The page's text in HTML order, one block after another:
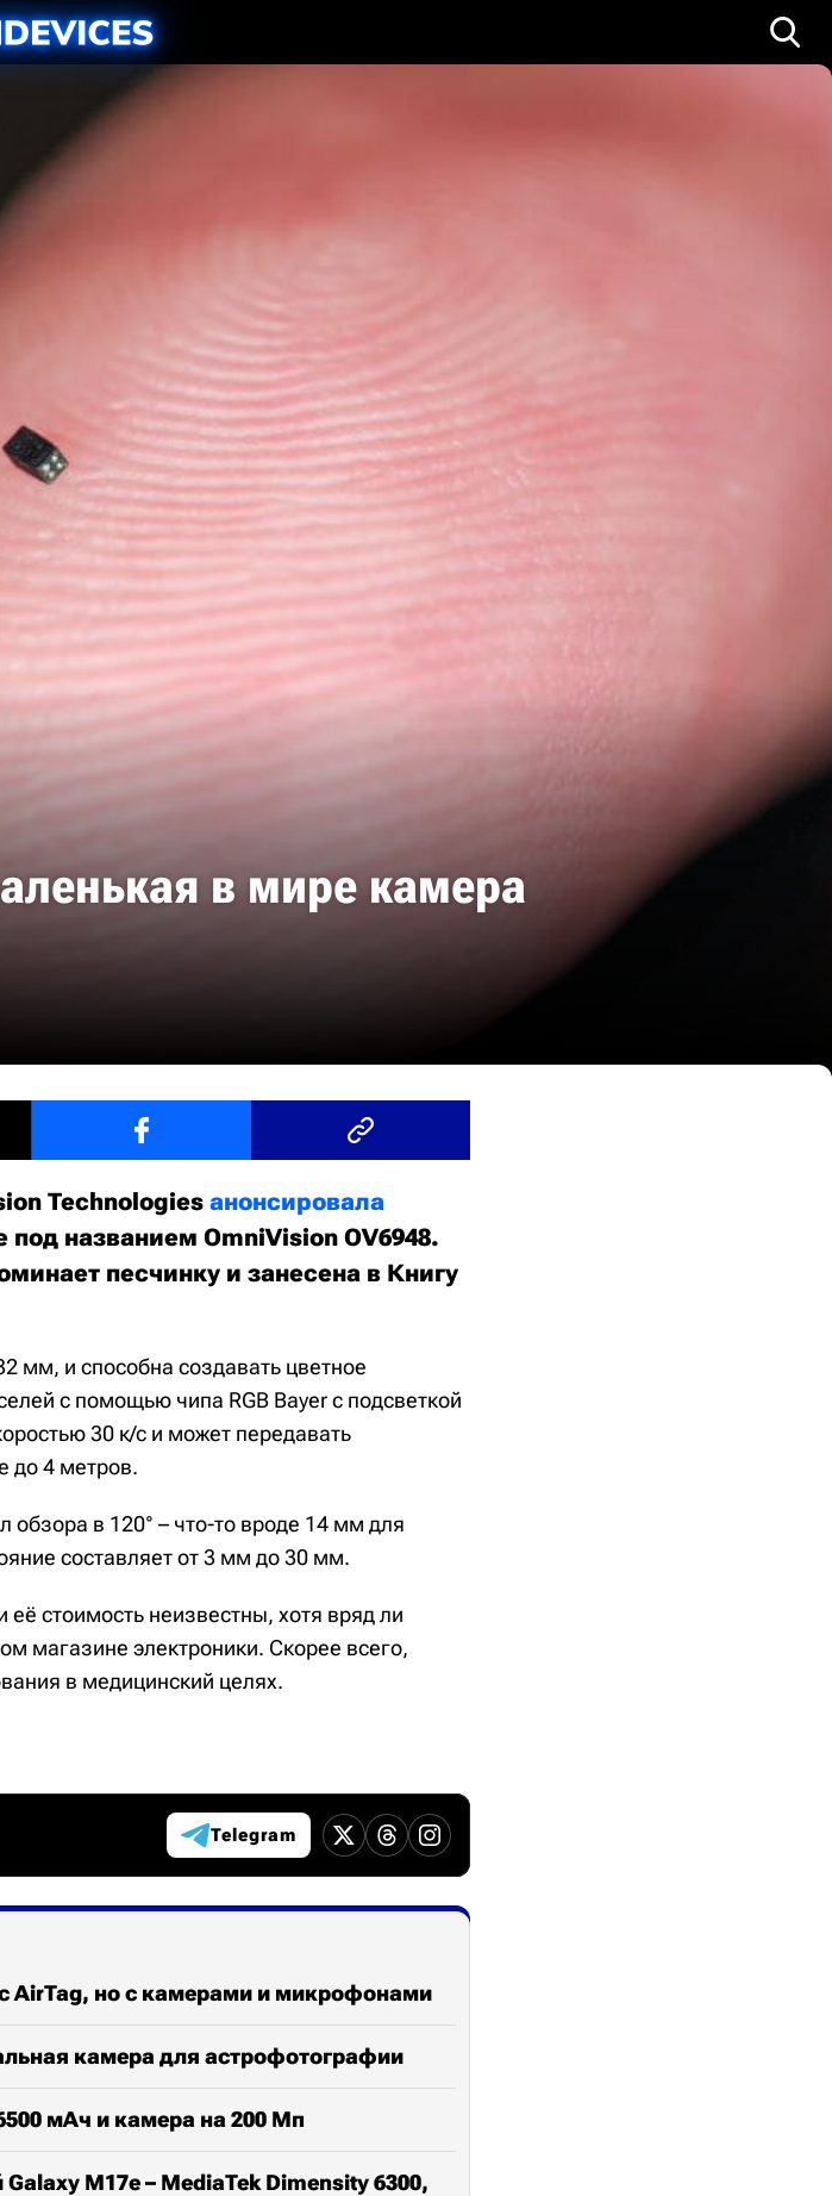
в мире камера
Technologies анонсировала
названием OmniVision OV6948.
песчинку и занесена в Книгу
мм, и способна создавать цветное
с помощью чипа RGB Bayer с подсветкой
30 к/с и может передавать
до 4 метров.
в 120° – что-то вроде 14 мм для
составляет от 3 мм до 30 мм.
стоимость неизвестны, хотя вряд ли
магазине электроники. Скорее всего,
в медицинский целях.
Telegram
AirTag, но с камерами и микрофонами
камера для астрофотографии
мАч и камера на 200 Мп
M17e – MediaTek Dimensity 6300,